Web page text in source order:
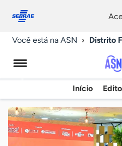
conosco
Você está na ASN Distrito
de
Início